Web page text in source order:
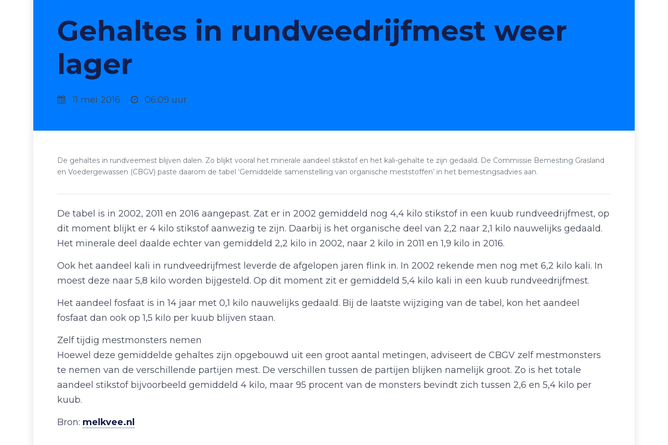
Gehaltes in rundveedrijfmest weer
lager
11 mei 2016 06:09 uur
De gehaltes in rundveemest blijven dalen. Zo blijkt vooral het minerale aandeel stikstof en het kali-gehalte te zijn gedaald. De Commissie Bemesting Grasland
en Voedergewassen (CBGV) paste daarom de tabel ‘Gemiddelde samenstelling van organische meststoffen’ in het bemestingsadvies aan.
De tabel is in 2002, 2011 en 2016 aangepast. Zat er in 2002 gemiddeld nog 4,4 kilo stikstof in een kuub rundveedrijfmest, op
dit moment blijkt er 4 kilo stikstof aanwezig te zijn. Daarbij is het organische deel van 2,2 naar 2,1 kilo nauwelijks gedaald.
Het minerale deel daalde echter van gemiddeld 2,2 kilo in 2002, naar 2 kilo in 2011 en 1,9 kilo in 2016.
Ook het aandeel kali in rundveedrijfmest leverde de afgelopen jaren flink in. In 2002 rekende men nog met 6,2 kilo kali. In
moest deze naar 5,8 kilo worden bijgesteld. Op dit moment zit er gemiddeld 5,4 kilo kali in een kuub rundveedrijfmest.
Het aandeel fosfaat is in 14 jaar met 0,1 kilo nauwelijks gedaald. Bij de laatste wijziging van de tabel, kon het aandeel
fosfaat dan ook op 1,5 kilo per kuub blijven staan.
Zelf tijdig mestmonsters nemen
Hoewel deze gemiddelde gehaltes zijn opgebouwd uit een groot aantal metingen, adviseert de CBGV zelf mestmonsters
te nemen van de verschillende partijen mest. De verschillen tussen de partijen blijken namelijk groot. Zo is het totale
aandeel stikstof bijvoorbeeld gemiddeld 4 kilo, maar 95 procent van de monsters bevindt zich tussen 2,6 en 5,4 kilo per
kuub.
Bron: melkvee.nl